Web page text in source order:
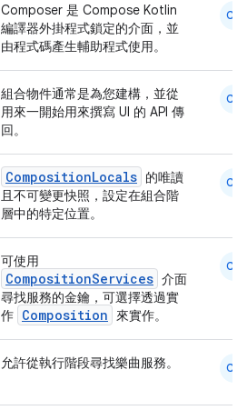
Composer 是 Compose Kotlin
編譯器外掛程式鎖定的介面，並
由程式碼產生輔助程式使用。
CM
組合物件通常是為您建構，並從
用來一開始用來撰寫 UI 的 API 傳
回。
CM
CompositionLocals 的唯讀
且不可變更快照，設定在組合階
層中的特定位置。
CM
可使用
CompositionServices 介面
尋找服務的金鑰，可選擇透過實
作 Composition 來實作。
CM
允許從執行階段尋找樂曲服務。 CM